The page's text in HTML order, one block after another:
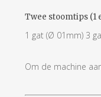
Twee stoomtips (1
1 gat (Ø 01mm) 3
Om de machine